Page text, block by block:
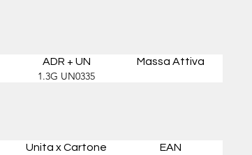
ADR + UN Massa Attiva
1.3G UN0335
Unita x Cartone EAN